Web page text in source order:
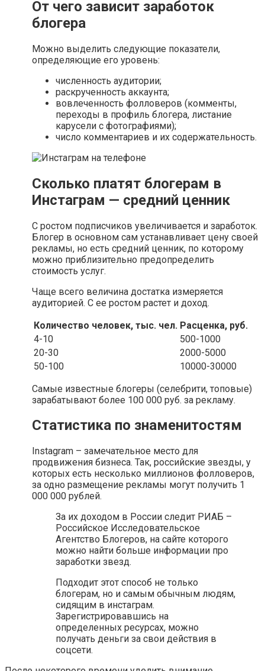
От чего зависит заработок
блогера
Можно выделить следующие показатели,
определяющие его уровень:
численность аудитории;
раскрученность аккаунта;
вовлеченность фолловеров (комменты,
переходы в профиль блогера, листание
карусели с фотографиями);
число комментариев и их содержательность.
Сколько платят блогерам в
Инстаграм — средний ценник
С ростом подписчиков увеличивается и заработок.
Блогер в основном сам устанавливает цену своей
рекламы, но есть средний ценник, по которому
можно приблизительно предопределить
стоимость услуг.
Чаще всего величина достатка измеряется
аудиторией. С ее ростом растет и доход.
Количество человек, тыс. чел. Расценка, руб.
4-10
500-1000
20-30
2000-5000
50-100
10000-30000
Самые известные блогеры (селебрити, топовые)
зарабатывают более 100 000 руб. за рекламу.
Статистика по знаменитостям
Instagram – замечательное место для
продвижения бизнеса. Так, российские звезды, у
которых есть несколько миллионов фолловеров,
за одно размещение рекламы могут получить 1
000 000 рублей.
За их доходом в России следит РИАБ –
Российское Исследовательское
Агентство Блогеров, на сайте которого
можно найти больше информации про
заработки звезд.
Подходит этот способ не только
блогерам, но и самым обычным людям,
сидящим в инстаграм.
Зарегистрировавшись на
определенных ресурсах, можно
получать деньги за свои действия в
соцсети.